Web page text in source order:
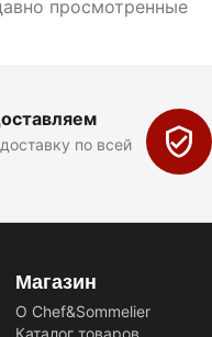
просмотренные
по всей
Магазин
О Chef&Sommelier
Каталог товаров